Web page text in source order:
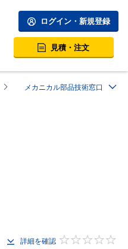
ログイン・新規登録
見積・注文
メカニカル部品技術窓口
詳細を確認